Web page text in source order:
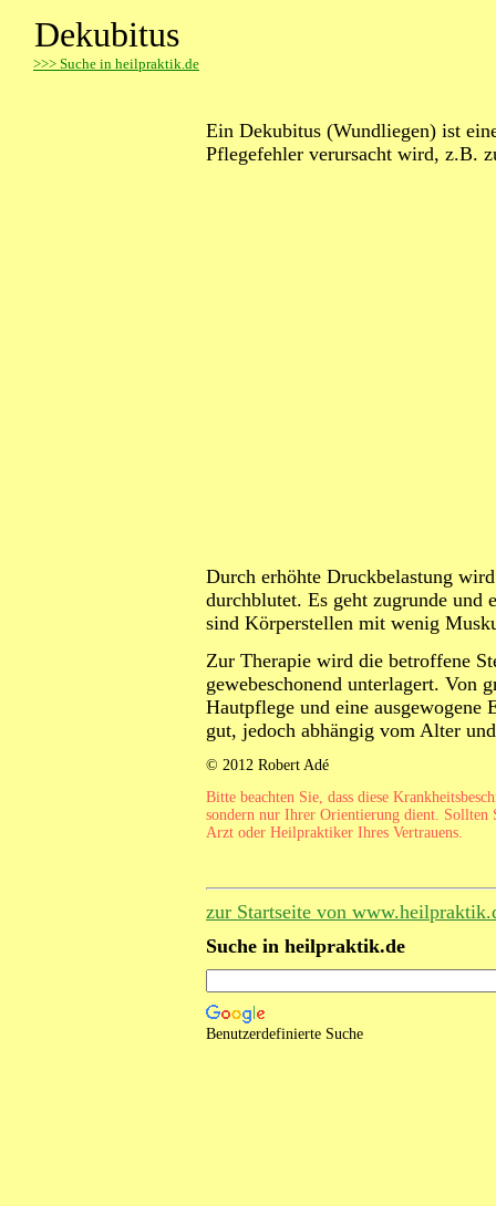
Dekubitus
>>> Suche in heilpraktik.de
Ein Dekubitus (Wundliegen) ist
Pflegefehler verursacht wird, z.B.
Durch erhöhte Druckbelastung
durchblutet. Es geht zugrunde und
sind Körperstellen mit wenig
Zur Therapie wird die betroffene
gewebeschonend unterlagert. Von
Hautpflege und eine ausgewogene
gut, jedoch abhängig vom Alter
© 2012 Robert Adé
Bitte beachten Sie, dass diese
sondern nur Ihrer Orientierung dient. Sollten
Arzt oder Heilpraktiker Ihres Vertrauens.
zur Startseite von
Suche in heilpraktik.de
Benutzerdefinierte Suche